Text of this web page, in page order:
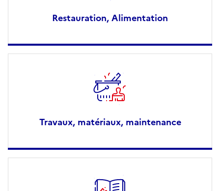
Restauration, Alimentation
Travaux, matériaux, maintenance